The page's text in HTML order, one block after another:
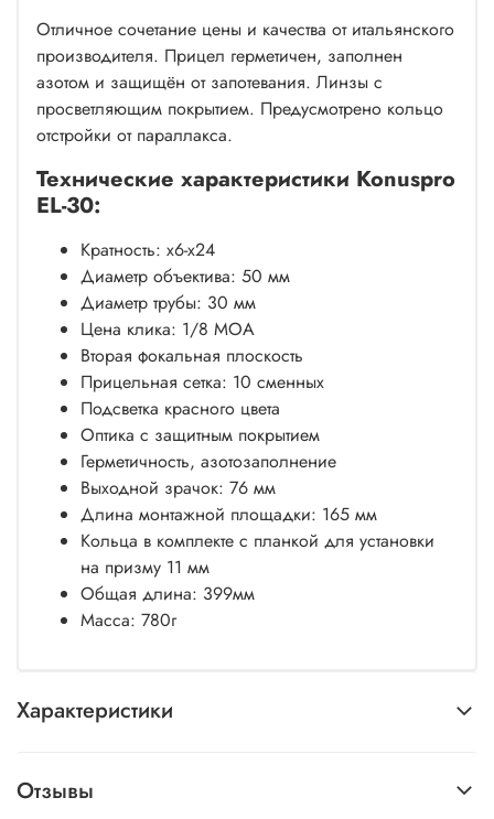
Отличное сочетание цены и качества от итальянского
производителя. Прицел герметичен, заполнен
азотом и защищён от запотевания. Линзы с
просветляющим покрытием. Предусмотрено кольцо
отстройки от параллакса.
Технические характеристики Konuspro
EL-30:
Кратность: x6-x24
Диаметр объектива: 50 мм
Диаметр трубы: 30 мм
Цена клика: 1/8 MOA
Вторая фокальная плоскость
Прицельная сетка: 10 сменных
Подсветка красного цвета
Оптика с защитным покрытием
Герметичность, азотозаполнение
Выходной зрачок: 76 мм
Длина монтажной площадки: 165 мм
Кольца в комплекте с планкой для установки
на призму 11 мм
Общая длина: 399мм
Масса: 780г
Характеристики
Отзывы